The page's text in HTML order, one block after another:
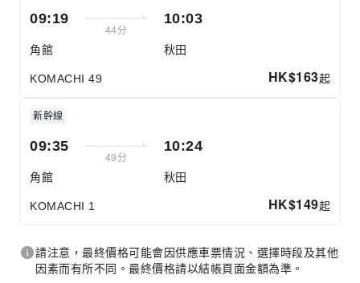
09:19
44分
角館
10:03
秋田
KOMACHI 49 HK$163起
新幹線
09:35
49分
角館
10:24
秋田
KOMACHI 1 HK$149起
請注意，最終價格可能會因供應車票情況、選擇時段及其他
因素而有所不同。最終價格請以結帳頁面金額為準。